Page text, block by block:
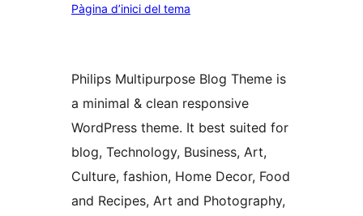
Pàgina d’inici del tema
Philips Multipurpose Blog Theme is
a minimal & clean responsive
WordPress theme. It best suited for
blog, Technology, Business, Art,
Culture, fashion, Home Decor, Food
and Recipes, Art and Photography,